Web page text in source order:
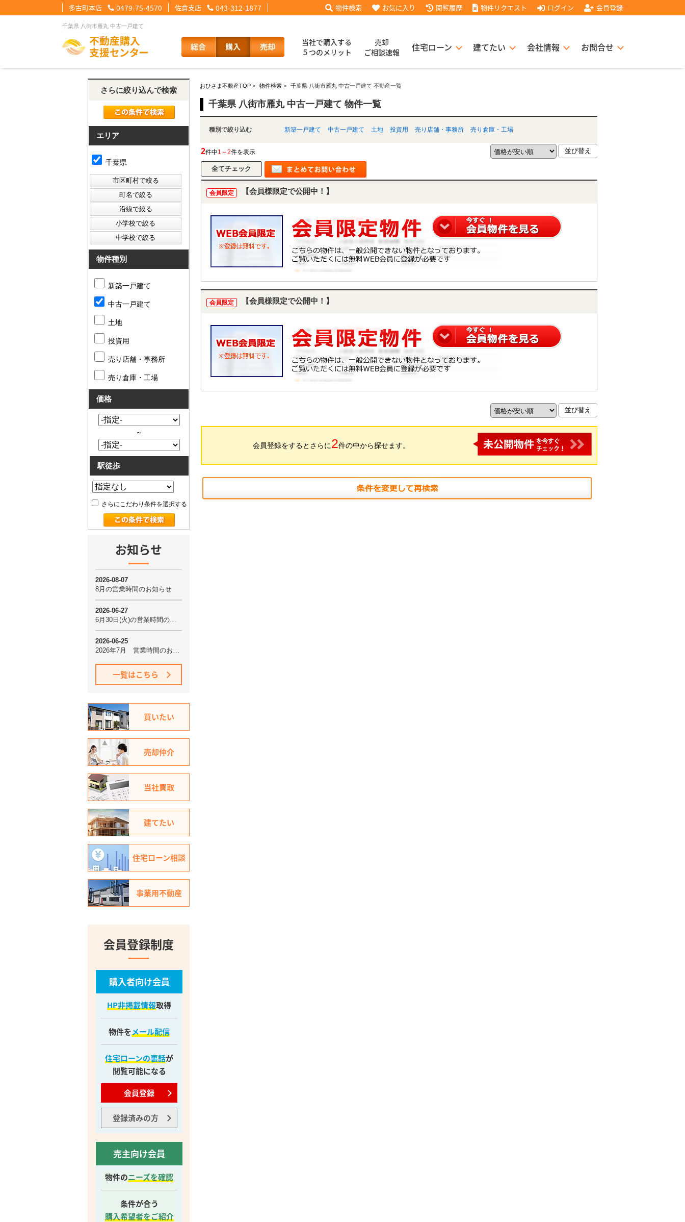
千葉県 八街市雁丸 中古一戸建て
多古町本店 0479-75-4570 佐倉支店 043-312-1877 物件検索 お気に入り 閲覧履歴 物件リクエスト ログイン 会員登録
当社で購入する
５つのメリット
売却
ご相談速報
住宅ローン
【住宅ローンメニュー】
住宅ローンに強い理由 住宅ローン裏話【買主会員限定】
建てたい 会社情報
【会社情報メニュー】
会社概要 スタッフ紹介 スタッフブログ お客様の声 当社の歩み
その他の事業紹介 健康経営優良法人2025 採用情報
お問合せ
【お問合せメニュー】
メール問合せ LINE問合せ 来店予約 査定依頼 協力業者様募集
おひさま不動産TOP > 物件検索 > 千葉県 八街市雁丸 中古一戸建て 不動産一覧
千葉県 八街市雁丸 中古一戸建て 物件一覧
種別で絞り込む 新築一戸建て 中古一戸建て 土地 投資用 売り店舗・事務所 売り倉庫・工場
2件中1～2件を表示
会員限定 【会員様限定で公開中！】
会員限定 【会員様限定で公開中！】
会員登録をするとさらに2件の中から探せます。
さらに絞り込んで検索
エリア
千葉県
物件種別
新築一戸建て
中古一戸建て
土地
投資用
売り店舗・事務所
売り倉庫・工場
価格
～
駅徒歩
さらにこだわり条件を選択する
お知らせ
一覧はこちら
買いたい
売却仲介
当社買取
建てたい
住宅ローン相談
事業用不動産
会員登録制度
購入者向け会員
HP非掲載情報取得
物件をメール配信
住宅ローンの裏話が
閲覧可能になる
会員登録
登録済みの方
売主向け会員
物件のニーズを確認
条件が合う
購入希望者をご紹介